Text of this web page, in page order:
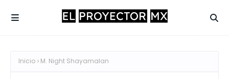
Inicio M. Night Shayamalan